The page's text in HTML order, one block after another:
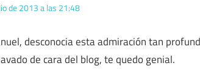
de 2013 a las 21:48
desconocia esta admiración tan
de cara del blog, te quedo genial.